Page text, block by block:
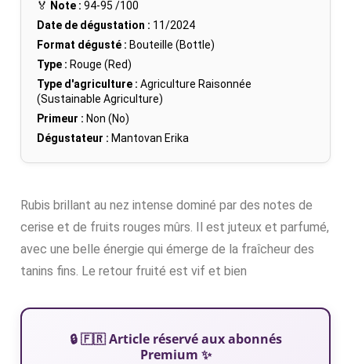
🏅 Note : 94-95 /100
Date de dégustation : 11/2024
Format dégusté : Bouteille (Bottle)
Type : Rouge (Red)
Type d'agriculture : Agriculture Raisonnée
(Sustainable Agriculture)
Primeur : Non (No)
Dégustateur : Mantovan Erika
Rubis brillant au nez intense dominé par des notes de
cerise et de fruits rouges mûrs. Il est juteux et parfumé,
avec une belle énergie qui émerge de la fraîcheur des
tanins fins. Le retour fruité est vif et bien
🔒 🇫🇷 Article réservé aux abonnés
Premium ✨